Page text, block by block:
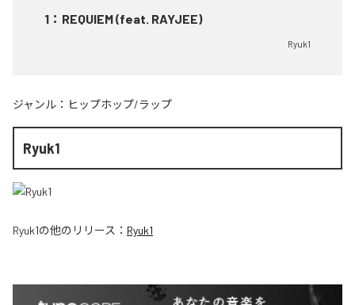
1 ： REQUIEM (feat. RAYJEE)
Ryuk1
ジャンル： ヒップホップ/ラップ
Ryuk1
Ryuk1の他のリリース： Ryuk1